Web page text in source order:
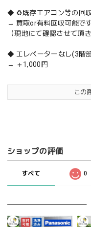
◆ ♻️既存エアコン等の回
→ 買取or有料回収可能で
（現地にて確認させて頂き
◆ エレベーターなし(3階
→ ＋1,000円
この
ショップの評価
すべて 0